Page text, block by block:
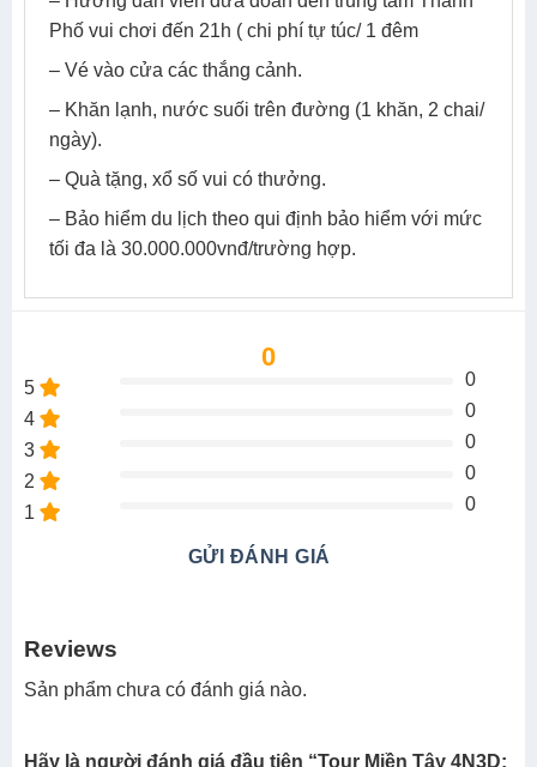
– Khách sạn: 2 sao, phòng 2-3 -4 khách /phòng (
thường xuyên theo ẩm thực địa phương.
đoàn suốt tuyến.
– Hướng dẫn viên đưa đoàn đến trung tâm Thành
Phố vui chơi đến 21h ( chi phí tự túc/ 1 đêm
– Vé vào cửa các thắng cảnh.
– Quà tặng, xổ số vui có thưởng.
– Bảo hiểm du lịch theo qui định bảo hiểm với mức
tối đa là 30.000.000vnđ/trường hợp.
4
3